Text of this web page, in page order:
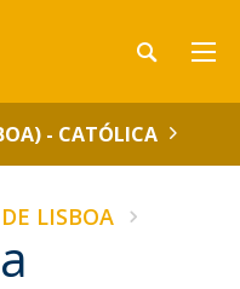
- CATÓLICA
LISBOA